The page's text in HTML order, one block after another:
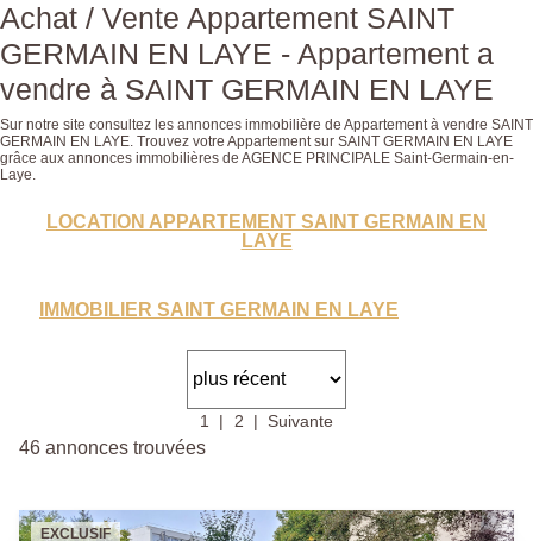
Achat / Vente Appartement SAINT
GERMAIN EN LAYE - Appartement a
vendre à SAINT GERMAIN EN LAYE
Sur notre site consultez les annonces immobilière de Appartement à vendre SAINT
GERMAIN EN LAYE. Trouvez votre Appartement sur SAINT GERMAIN EN LAYE
grâce aux annonces immobilières de AGENCE PRINCIPALE Saint-Germain-en-
Laye.
LOCATION APPARTEMENT SAINT GERMAIN EN
LAYE
IMMOBILIER SAINT GERMAIN EN LAYE
1 2 Suivante
46 annonces trouvées
EXCLUSIF